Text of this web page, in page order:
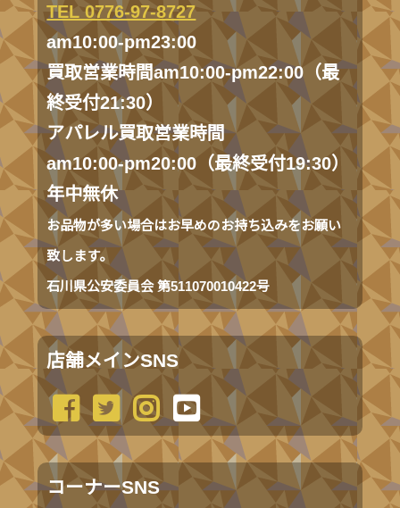
TEL 0776-97-8727
am10:00-pm23:00
買取営業時間am10:00-pm22:00（最
終受付21:30）
アパレル買取営業時間
am10:00-pm20:00（最終受付19:30）
年中無休
お品物が多い場合はお早めのお持ち込みをお願い
致します。
石川県公安委員会 第511070010422号
店舗メインSNS
コーナーSNS